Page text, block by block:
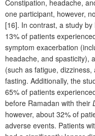
Constipation, headache,
one participant, however,
[16]. In contrast, a study
13% of patients
symptom exacerbation
headache, and spasticity),
(such as fatigue,
fasting. Additionally, the
65% of patients
before Ramadan with their
however, about 32% of
adverse events. Patients